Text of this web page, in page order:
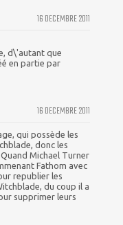
16 DECEMBRE 2011
d\'autant que
en partie par
16 DECEMBRE 2011
qui possède les
donc les
Michael Turner
Fathom avec
republier les
du coup il a
supprimer leurs